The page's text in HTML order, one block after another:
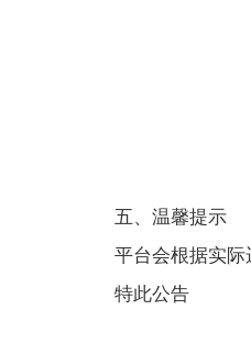
五、温馨提示
平台会根据实
特此公告